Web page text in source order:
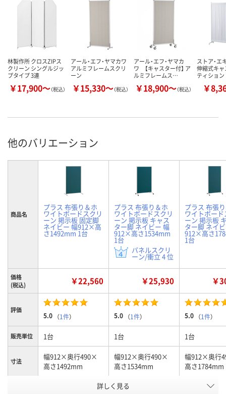
林製作所 クロスZIPス
クリーン シングルジッ
プタイプ 3連
￥17,900～（税込）
アール・エフ・ヤマカワ
アルミフレームスクリ
ーン
￥15,330～（税込）
アール・エフ・ヤマカ
ワ 【キャスター付】 ア
ルミフレームス…
￥18,900～（税込）
ストア・エ
伸縮式キ
ティション
￥
他のバリエーション
商品名
プラス 布張り＆ホ
ワイトボードスクリ
ーン 掲示板 固定脚
ネイビー 幅912×高
さ1492mm 1台
プラス 布張り＆ホ
ワイトボードスクリ
ーン 掲示板 キャス
ター脚 ネイビー 幅
912×高さ1534mm
1台
パネルスクリ
ーン/衝立 4 位
プラス 布張
ワイトボー
ーン 掲示板
ター脚 ネイ
912×高さ
1台
価格
(税込)
￥22,560 ￥25,930 ￥
評価
5.0 （1件） 5.0 （1件） 5.0 （1件）
販売単位 1台 1台 1台
寸法
幅912×奥行490×
高さ1492mm
幅912×奥行490×
高さ1534mm
幅912×奥行
高さ1784mm
J309964 J486427
詳しく見る